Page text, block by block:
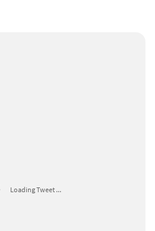
Loading Tweet ...